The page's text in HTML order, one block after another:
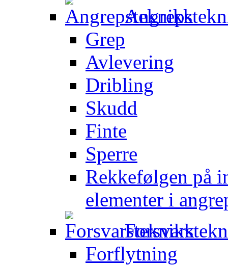
Grep
Avlevering
Dribling
Skudd
Finte
Sperre
Rekkefølgen på
elementer i
Forflytning